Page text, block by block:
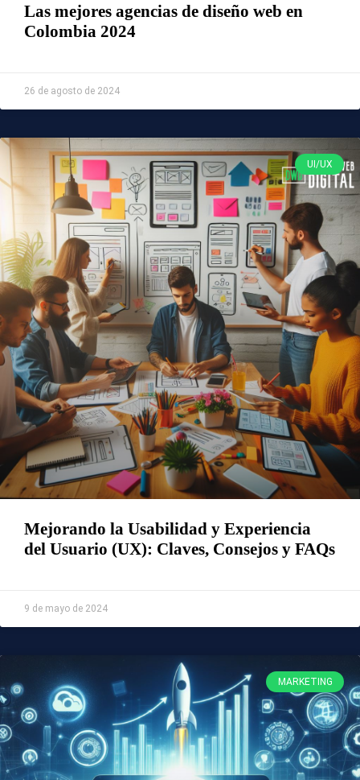
Las mejores agencias de diseño web en
Colombia 2024
26 de agosto de 2024
UI/UX
Mejorando la Usabilidad y Experiencia
del Usuario (UX): Claves, Consejos y FAQs
9 de mayo de 2024
MARKETING